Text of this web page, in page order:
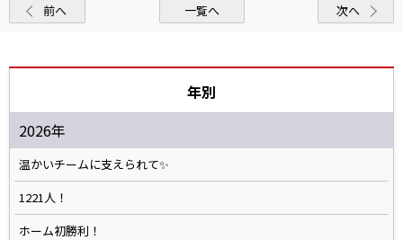
前へ 一覧へ 次へ
年別
2026年
温かいチームに支えられて✨️
1221人！
ホーム初勝利！